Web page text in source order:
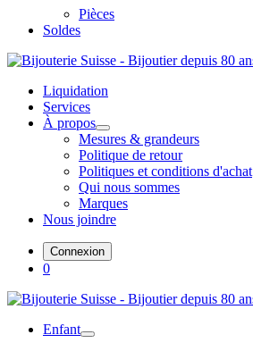
Pièces
Soldes
Liquidation
Services
À propos
Mesures & grandeurs
Politique de retour
Politiques et conditions d'achat
Qui nous sommes
Marques
Nous joindre
Connexion
0
Enfant